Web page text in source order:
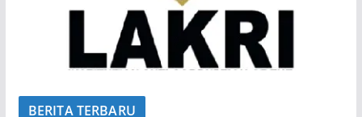
BERITA TERBARU